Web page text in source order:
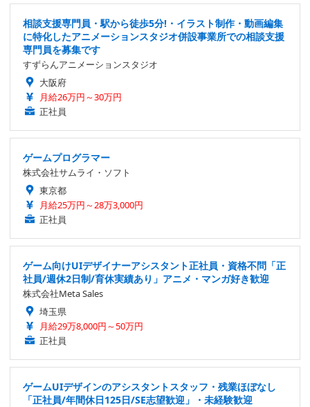
相談支援専門員・駅から徒歩5分!・イラスト制作・動画編集
に特化したアニメーションスタジオ併設事業所での相談支援
専門員を募集です
すずらんアニメーションスタジオ
大阪府
月給26万円～30万円
正社員
ゲームプログラマー
株式会社サムライ・ソフト
東京都
月給25万円～28万3,000円
正社員
ゲーム向けUIデザイナーアシスタント正社員・資格不問「正
社員/週休2日制/育休実績あり」アニメ・マンガ好き歓迎
株式会社Meta Sales
埼玉県
月給29万8,000円～50万円
正社員
ゲームUIデザインのアシスタントスタッフ・残業ほぼなし
「正社員/年間休日125日/SE志望歓迎」・未経験歓迎